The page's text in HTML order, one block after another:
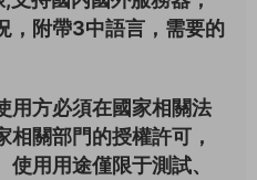
，附帶3中語言，需要的
用方必須在國家相關法
關部門的授權許可，
用用途僅限于測試、